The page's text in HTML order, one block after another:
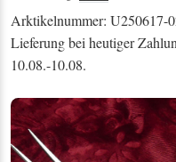
Arktikelnummer: U250617-
Lieferung bei heutiger
10.08.-10.08.